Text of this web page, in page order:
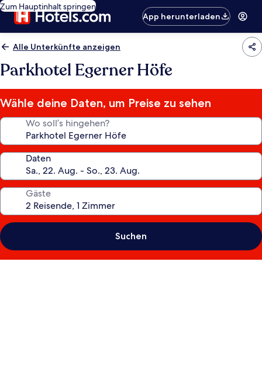
Zum Hauptinhalt springen
App herunterladen
Alle Unterkünfte anzeigen
Parkhotel Egerner Höfe
Wähle deine Daten, um Preise zu sehen
Wo soll’s hingehen?
Daten
Gäste
Suchen